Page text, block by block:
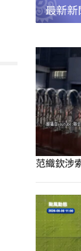
最新新
范織欽涉